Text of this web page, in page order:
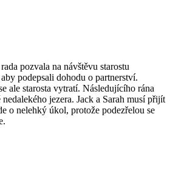
pozvala na návštěvu starostu
podepsali dohodu o partnerství.
ale starosta vytratí. Následujícího rána
jezera. Jack a Sarah musí přijít
o nelehký úkol, protože podezřelou se